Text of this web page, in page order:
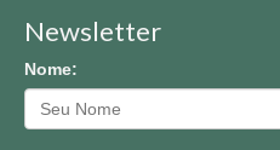
Newsletter
Nome: